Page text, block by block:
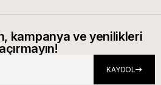
kampanya ve yenilikleri
KAYDOL